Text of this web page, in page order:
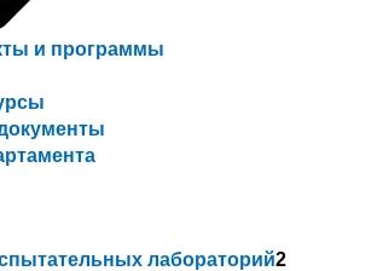
и программы
лабораторий2